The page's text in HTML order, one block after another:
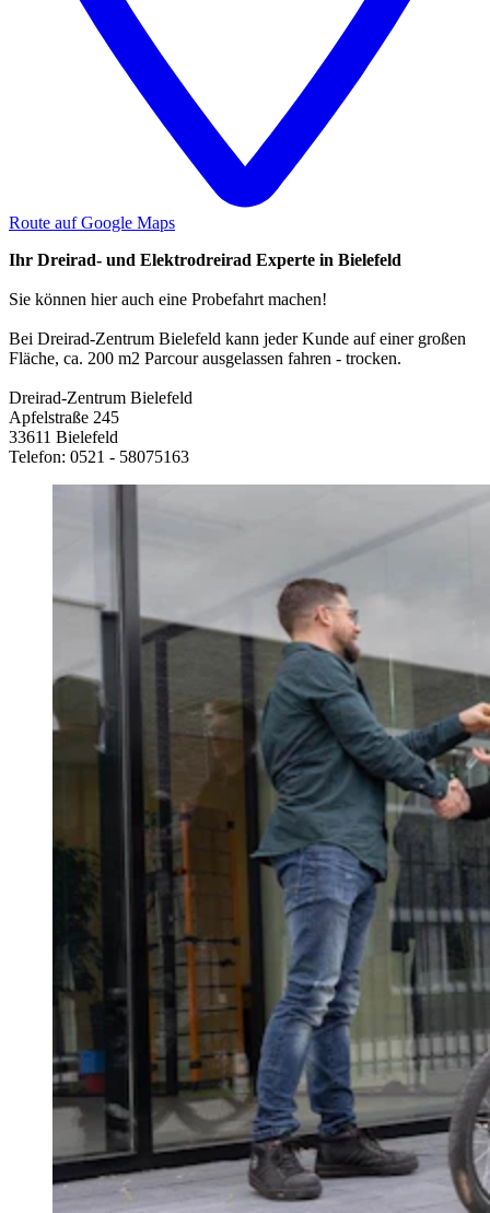
Route auf Google Maps
Ihr Dreirad- und Elektrodreirad Experte in Bielefeld
Sie können hier auch eine Probefahrt machen!
Bei Dreirad-Zentrum Bielefeld kann jeder Kunde auf einer großen
Fläche, ca. 200 m2 Parcour ausgelassen fahren - trocken.
Dreirad-Zentrum Bielefeld
Apfelstraße 245
33611 Bielefeld
Telefon: 0521 - 58075163